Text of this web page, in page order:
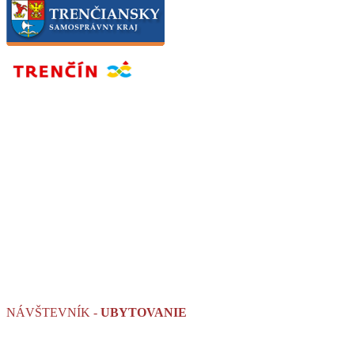
NÁVŠTEVNÍK - UBYTOVANIE